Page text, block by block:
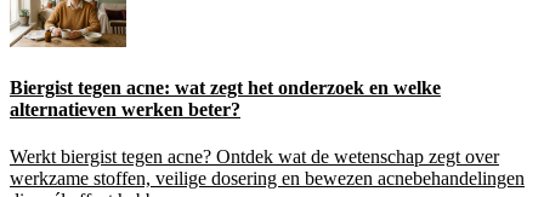
Biergist tegen acne: wat zegt het onderzoek en welke
alternatieven werken beter?
Werkt biergist tegen acne? Ontdek wat de wetenschap zegt over
werkzame stoffen, veilige dosering en bewezen acnebehandelingen